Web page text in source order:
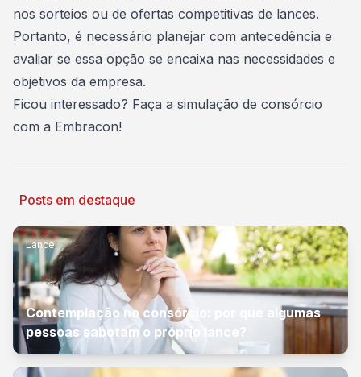
nos sorteios ou de ofertas competitivas de lances.
Portanto, é necessário planejar com antecedência e
avaliar se essa opção se encaixa nas necessidades e
objetivos da empresa.
Ficou interessado? Faça a simulação de consórcio
com a Embracon!
Posts em destaque
Lance
Contemplação no consórcio: por que algumas
pessoas sabotam o próprio lance?